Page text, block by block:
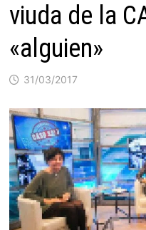
viuda de la
«alguien»
31/03/2017